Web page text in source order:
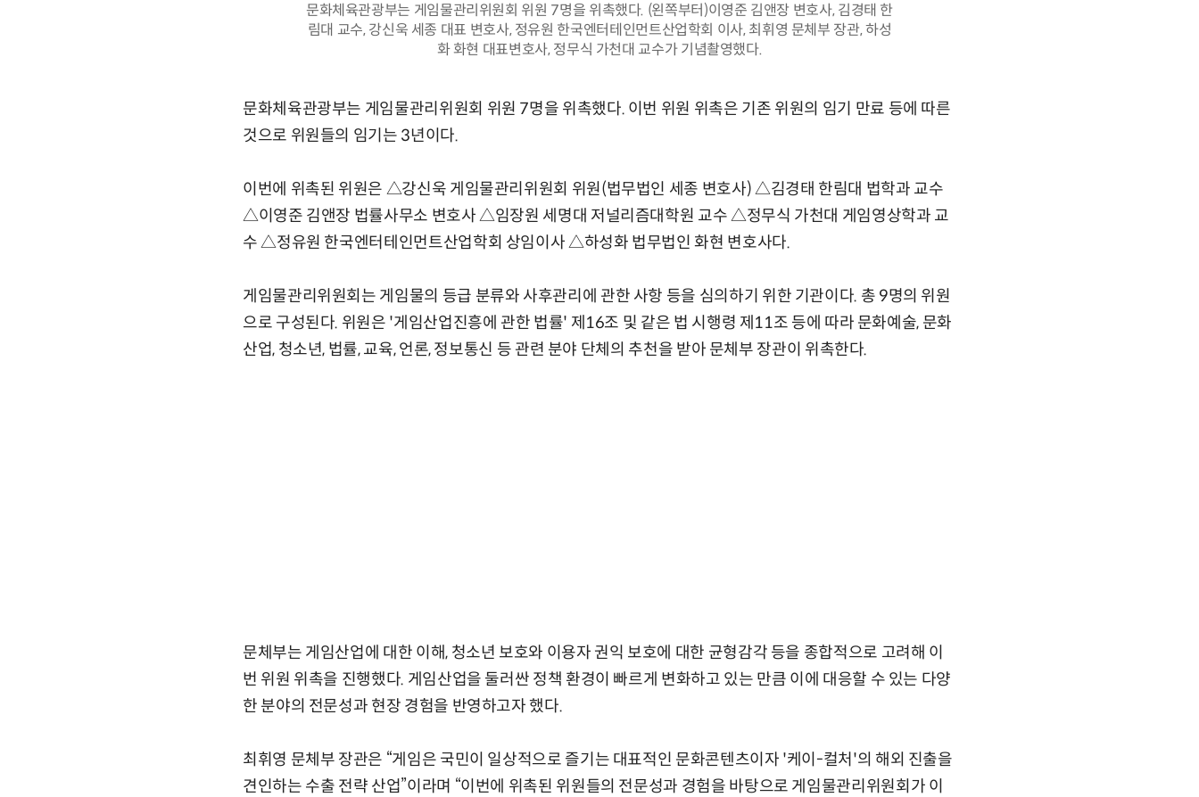
문화체육관광부는 게임물관리위원회 위원 7명을 위촉했다. (왼쪽부터)이영준 김앤장 변호사, 김경태 한
림대 교수, 강신욱 세종 대표 변호사, 정유원 한국엔터테인먼트산업학회 이사, 최휘영 문체부 장관, 하성
화 화현 대표변호사, 정무식 가천대 교수가 기념촬영했다.
문화체육관광부는 게임물관리위원회 위원 7명을 위촉했다. 이번 위원 위촉은 기존 위원의 임기 만료 등에 따른
것으로 위원들의 임기는 3년이다.
이번에 위촉된 위원은 △강신욱 게임물관리위원회 위원(법무법인 세종 변호사) △김경태 한림대 법학과 교수
△이영준 김앤장 법률사무소 변호사 △임장원 세명대 저널리즘대학원 교수 △정무식 가천대 게임영상학과 교
수 △정유원 한국엔터테인먼트산업학회 상임이사 △하성화 법무법인 화현 변호사다.
게임물관리위원회는 게임물의 등급 분류와 사후관리에 관한 사항 등을 심의하기 위한 기관이다. 총 9명의 위원
으로 구성된다. 위원은 '게임산업진흥에 관한 법률' 제16조 및 같은 법 시행령 제11조 등에 따라 문화예술, 문화
산업, 청소년, 법률, 교육, 언론, 정보통신 등 관련 분야 단체의 추천을 받아 문체부 장관이 위촉한다.
문체부는 게임산업에 대한 이해, 청소년 보호와 이용자 권익 보호에 대한 균형감각 등을 종합적으로 고려해 이
번 위원 위촉을 진행했다. 게임산업을 둘러싼 정책 환경이 빠르게 변화하고 있는 만큼 이에 대응할 수 있는 다양
한 분야의 전문성과 현장 경험을 반영하고자 했다.
최휘영 문체부 장관은 “게임은 국민이 일상적으로 즐기는 대표적인 문화콘텐츠이자 '케이-컬처'의 해외 진출을
견인하는 수출 전략 산업”이라며 “이번에 위촉된 위원들의 전문성과 경험을 바탕으로 게임물관리위원회가 이